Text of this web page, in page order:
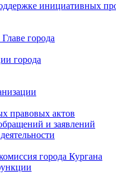
инициативных
города
города
правовых актов
и заявлений
города Кургана